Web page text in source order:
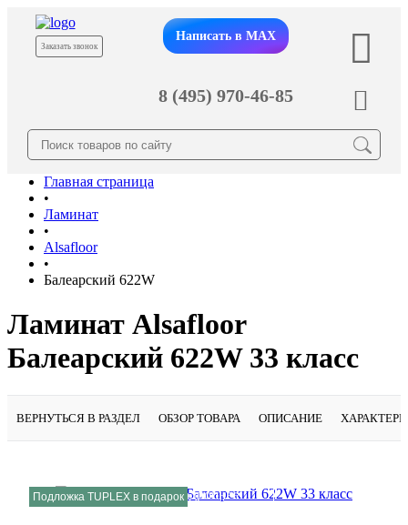
Заказать звонок
Написать в MAX
8 (495) 970-46-85
Главная страница
•
Ламинат
•
Alsafloor
•
Балеарский 622W
Ламинат Alsafloor
Балеарский 622W 33 класс
ВЕРНУТЬСЯ В РАЗДЕЛ ОБЗОР ТОВАРА ОПИСАНИЕ
Подложка TUPLEX в подарокПодробнее